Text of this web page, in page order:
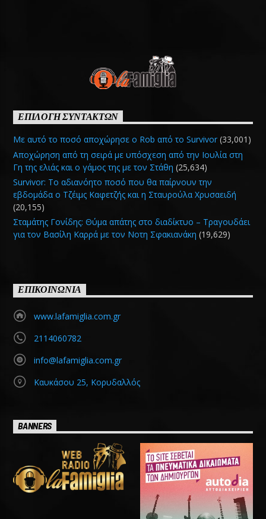
ΕΠΙΛΟΓΗ ΣΥΝΤΑΚΤΩΝ
Με αυτό το ποσό αποχώρησε ο Rob από το Survivor (33,001)
Αποχώρηση από τη σειρά με υπόσχεση από την Ιουλία στη
Γη της ελιάς και ο γάμος της με τον Στάθη (25,634)
Survivor: Το αδιανόητο ποσό που θα παίρνουν την
εβδομάδα ο Τζέιμς Καφετζής και η Σταυρούλα Χρυσαειδή
(20,155)
Σταμάτης Γονίδης: Θύμα απάτης στο διαδίκτυο – Τραγουδάει
για τον Βασίλη Καρρά με τον Νοτη Σφακιανάκη (19,629)
ΕΠΙΚΟΙΝΩΝΙΑ
www.lafamiglia.com.gr
2114060782
info@lafamiglia.com.gr
Καυκάσου 25, Κορυδαλλός
BANNERS